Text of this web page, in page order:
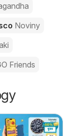
Noviny
Friends